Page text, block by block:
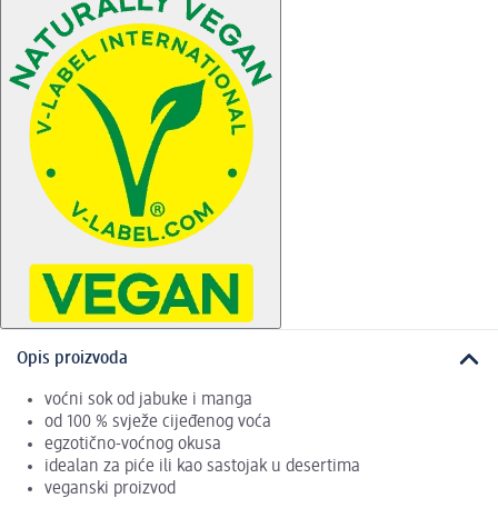
Opis proizvoda
voćni sok od jabuke i manga
od 100 % svježe cijeđenog voća
egzotično-voćnog okusa
idealan za piće ili kao sastojak u desertima
veganski proizvod